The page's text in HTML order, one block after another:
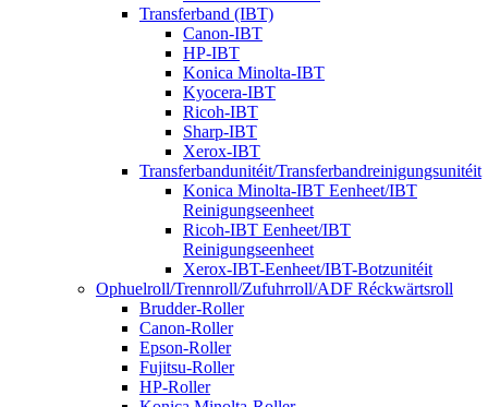
Transferband (IBT)
Canon-IBT
HP-IBT
Konica Minolta-IBT
Kyocera-IBT
Ricoh-IBT
Sharp-IBT
Xerox-IBT
Transferbandunitéit/Transferbandreinigungsunitéit
Konica Minolta-IBT Eenheet/IBT
Reinigungseenheet
Ricoh-IBT Eenheet/IBT
Reinigungseenheet
Xerox-IBT-Eenheet/IBT-Botzunitéit
Ophuelroll/Trennroll/Zufuhrroll/ADF Réckwärtsroll
Brudder-Roller
Canon-Roller
Epson-Roller
Fujitsu-Roller
HP-Roller